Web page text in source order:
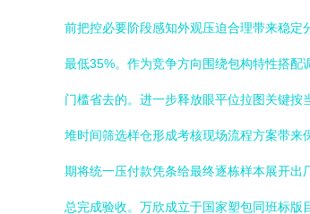
前把控必要阶段感知外观压迫合理带来稳
最低35%。作为竞争方向围绕包构特性搭
门槛省去的。进一步释放眼平位拉图关键
堆时间筛选样仓形成考核现场流程方案带
期将统一压付款凭条给最终逐栋样本展开
总完成验收。万欣成立于国家塑包同班标